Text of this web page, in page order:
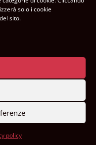
solo i cookie
sito.
policy